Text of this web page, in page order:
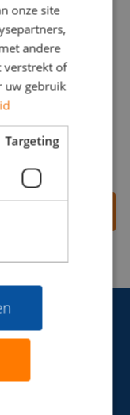
Benno staat
onze site
andere
verstrekt of
uw gebruik
Targeting